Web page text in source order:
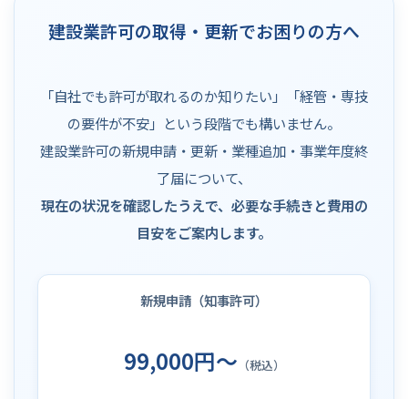
建設業許可の取得・更新でお困りの方へ
「自社でも許可が取れるのか知りたい」「経管・専技
の要件が不安」という段階でも構いません。
建設業許可の新規申請・更新・業種追加・事業年度終
了届について、
現在の状況を確認したうえで、必要な手続きと費用の
目安をご案内します。
新規申請（知事許可）
99,000円～ （税込）